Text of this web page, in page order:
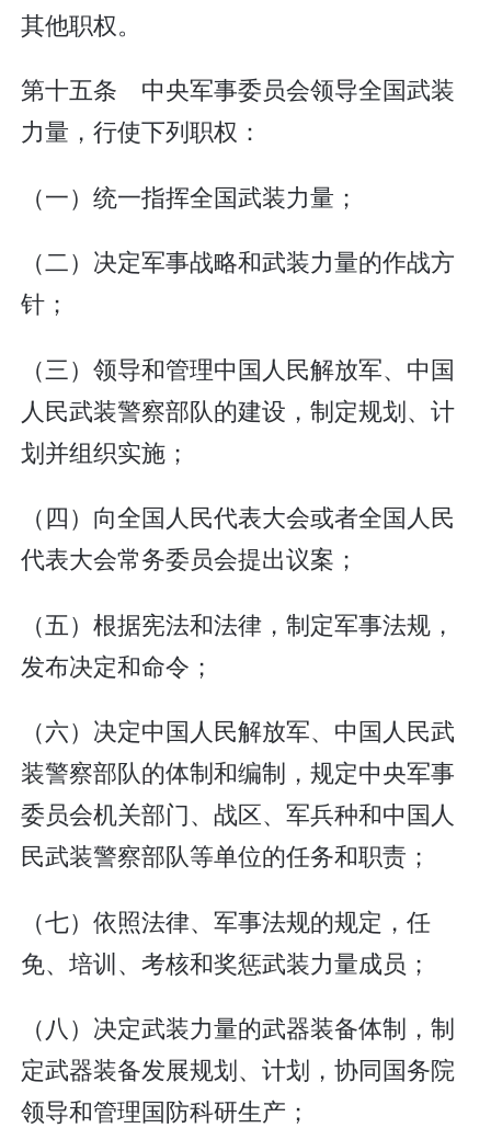
其他职权。
第十五条 中央军事委员会领导全国武装
力量，行使下列职权：
（一）统一指挥全国武装力量；
（二）决定军事战略和武装力量的作战方
针；
（三）领导和管理中国人民解放军、中国
人民武装警察部队的建设，制定规划、计
划并组织实施；
（四）向全国人民代表大会或者全国人民
代表大会常务委员会提出议案；
（五）根据宪法和法律，制定军事法规，
发布决定和命令；
（六）决定中国人民解放军、中国人民武
装警察部队的体制和编制，规定中央军事
委员会机关部门、战区、军兵种和中国人
民武装警察部队等单位的任务和职责；
（七）依照法律、军事法规的规定，任
免、培训、考核和奖惩武装力量成员；
（八）决定武装力量的武器装备体制，制
定武器装备发展规划、计划，协同国务院
领导和管理国防科研生产；